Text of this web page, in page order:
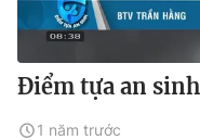
Điểm tựa an
1 năm trước